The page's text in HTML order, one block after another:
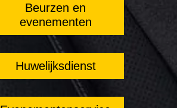
Beurzen en
evenementen
Huwelijksdienst